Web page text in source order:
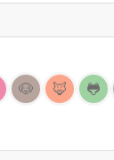
🐶 🦊 🐸